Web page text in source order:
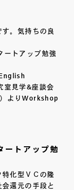
。気持ちの良
ートアップ勉強
室見学&座談会
よりWorkshop
ートアップ勉
化型ＶＣの隆
還元の手段と